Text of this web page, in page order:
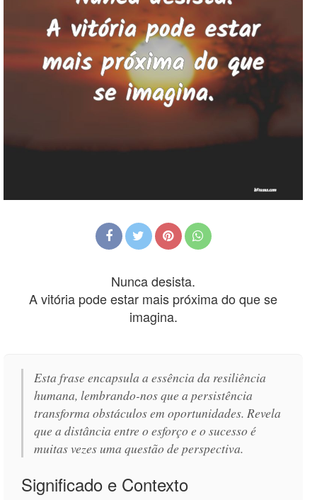
Nunca desista.
A vitória pode estar mais próxima do que se
imagina.
Esta frase encapsula a essência da resiliência
humana, lembrando-nos que a persistência
transforma obstáculos em oportunidades. Revela
que a distância entre o esforço e o sucesso é
muitas vezes uma questão de perspectiva.
Significado e Contexto